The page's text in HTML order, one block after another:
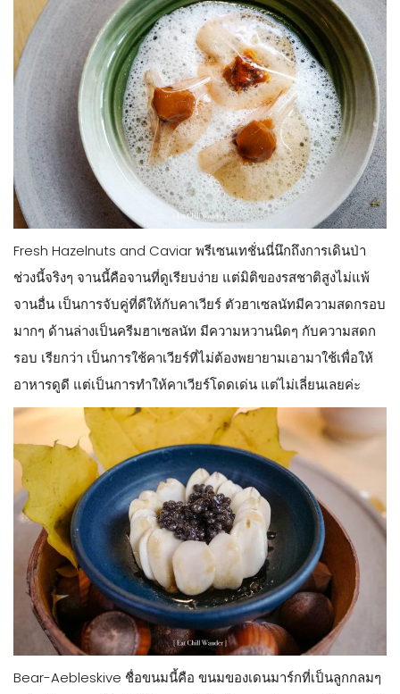
Fresh Hazelnuts and Caviar พรีเซนเทชั่นนี่นึกถึงการเดินป่า
ช่วงนี้จริงๆ จานนี้คือจานที่ดูเรียบง่าย แต่มิติของรสชาติสูงไม่แพ้
จานอื่น เป็นการจับคู่ที่ดีให้กับคาเวียร์ ตัวฮาเซลนัทมีความสดกรอบ
มากๆ ด้านล่างเป็นครีมฮาเซลนัท มีความหวานนิดๆ กับความสดก
รอบ เรียกว่า เป็นการใช้คาเวียร์ที่ไม่ต้องพยายามเอามาใช้เพื่อให้
อาหารดูดี แต่เป็นการทำให้คาเวียร์โดดเด่น แต่ไม่เลี่ยนเลยค่ะ
Bear-Aebleskive ชื่อขนมนี้คือ ขนมของเดนมาร์กที่เป็นลูกกลมๆ